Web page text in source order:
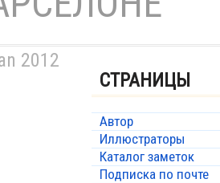
2012
СТРАНИЦЫ
Автор
Иллюстраторы
Каталог заметок
Подписка по почте